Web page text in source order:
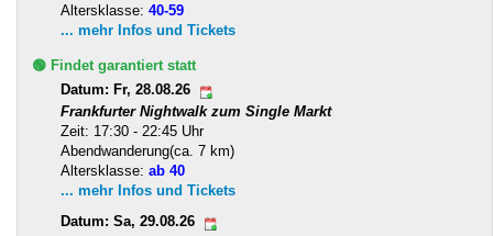
Altersklasse: 40-59
... mehr Infos und Tickets
🟢 Findet garantiert statt
Datum: Fr, 28.08.26
Frankfurter Nightwalk zum Single Markt
Zeit: 17:30 - 22:45 Uhr
Abendwanderung(ca. 7 km)
Altersklasse: ab 40
... mehr Infos und Tickets
Datum: Sa, 29.08.26